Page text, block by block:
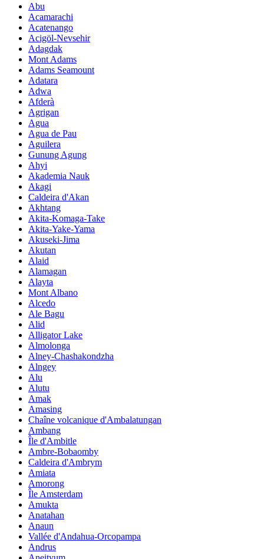
Abu
Acamarachi
Acatenango
Acigöl-Nevsehir
Adagdak
Mont Adams
Adams Seamount
Adatara
Adwa
Afderà
Agrigan
Agua
Agua de Pau
Aguilera
Gunung Agung
Ahyi
Akademia Nauk
Akagi
Caldeira d'Akan
Akhtang
Akita-Komaga-Take
Akita-Yake-Yama
Akuseki-Jima
Akutan
Alaid
Alamagan
Alayta
Mont Albano
Alcedo
Ale Bagu
Alid
Alligator Lake
Almolonga
Alney-Chashakondzha
Alngey
Alu
Alutu
Amak
Amasing
Chaîne volcanique d'Ambalatungan
Ambang
Île d'Ambitle
Ambre-Bobaomby
Caldeira d'Ambrym
Amiata
Amorong
Île Amsterdam
Amukta
Anatahan
Anaun
Vallée d'Andahua-Orcopampa
Andrus